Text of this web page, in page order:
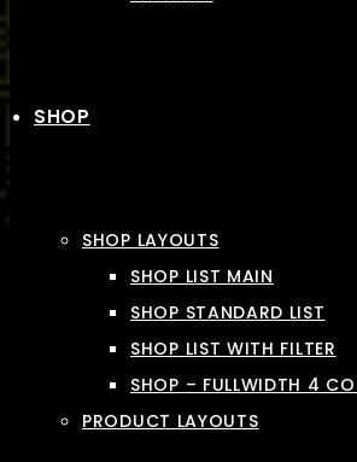
SHOP
SHOP LAYOUTS
SHOP LIST MAIN
SHOP STANDARD LIST
SHOP LIST WITH FILTER
SHOP – FULLWIDTH 4
PRODUCT LAYOUTS